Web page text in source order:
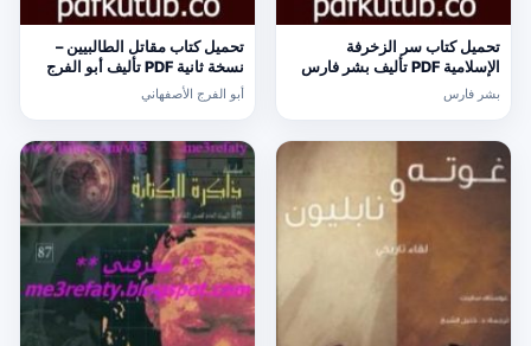
تحميل كتاب سر الزخرفة
الإسلامية PDF تأليف بشر فارس
مجانا [كامل]
بشر فارس
تحميل كتاب مقاتل الطالبيين –
نسخة ثانية PDF تأليف أبو الفرج
الأصفهاني مجانا [كامل]
أبو الفرج الأصفهاني